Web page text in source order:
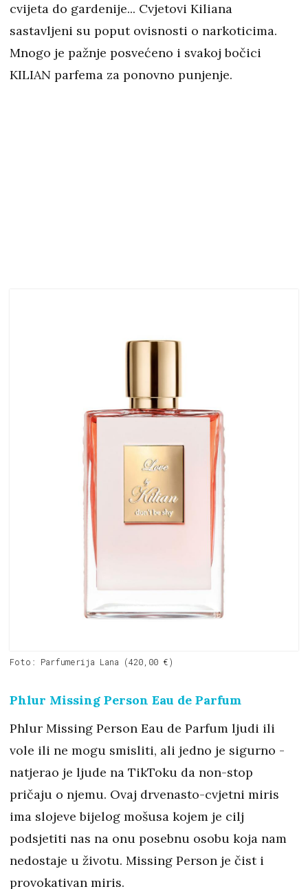
cvijeta do gardenije... Cvjetovi Kiliana
sastavljeni su poput ovisnosti o narkoticima.
Mnogo je pažnje posvećeno i svakoj bočici
KILIAN parfema za ponovno punjenje.
Foto: Parfumerija Lana (420,00 €)
Phlur Missing Person Eau de Parfum
Phlur Missing Person Eau de Parfum ljudi ili
vole ili ne mogu smisliti, ali jedno je sigurno -
natjerao je ljude na TikToku da non-stop
pričaju o njemu. Ovaj drvenasto-cvjetni miris
ima slojeve bijelog mošusa kojem je cilj
podsjetiti nas na onu posebnu osobu koja nam
nedostaje u životu. Missing Person je čist i
provokativan miris.